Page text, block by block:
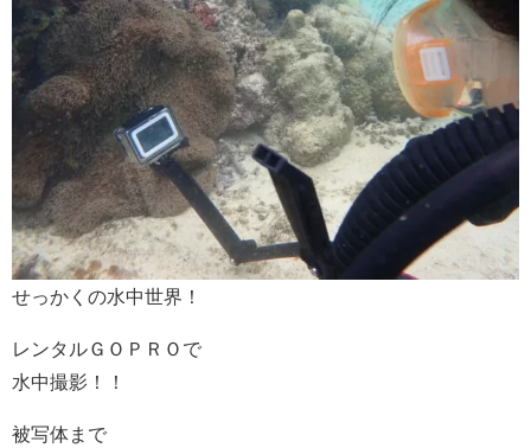
せっかくの水中世界！
レンタルＧＯＰＲＯで
水中撮影！！
被写体まで